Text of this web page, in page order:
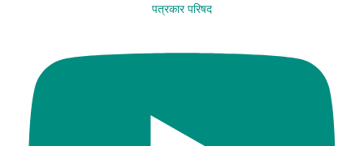
पत्रकार परिषद